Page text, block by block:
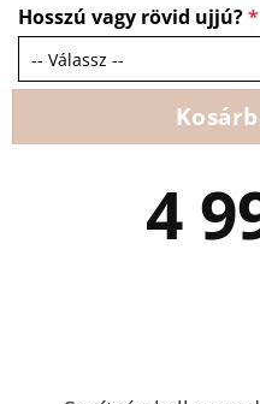
Hosszú vagy rövid ujjú?*
4